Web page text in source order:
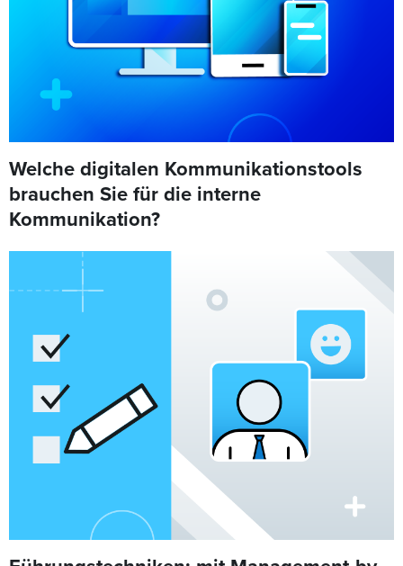
Welche digitalen Kommunikationstools
brauchen Sie für die interne
Kommunikation?